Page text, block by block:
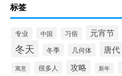
标签
专业 中国 习俗 元宵节
冬天 冬季 几何体 唐代
寓意 很多人 攻略 新年